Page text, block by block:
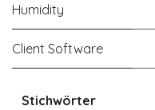
Humidity
Client Software
Stichwörter